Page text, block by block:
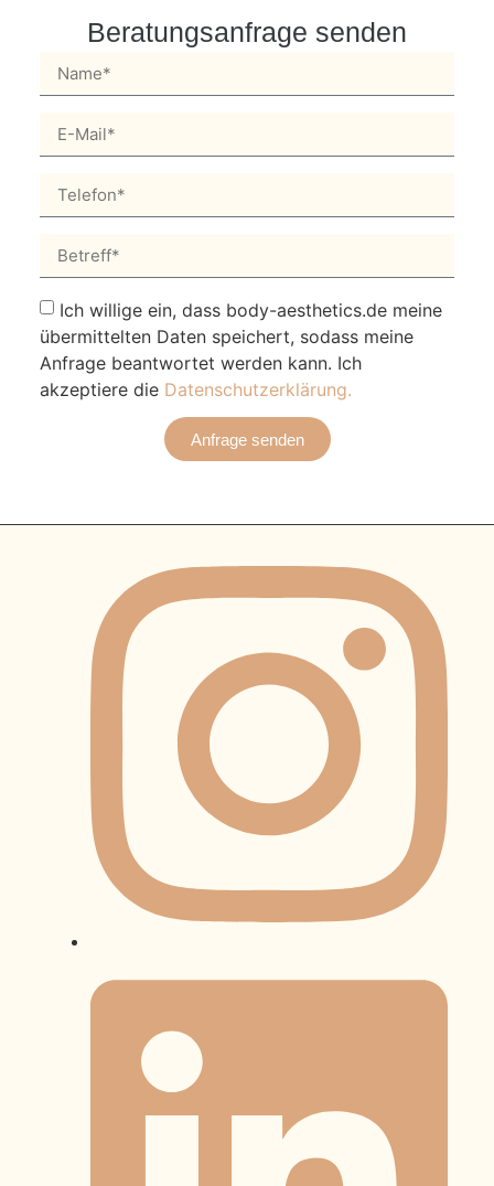
Beratungsanfrage senden
Ich willige ein, dass body-aesthetics.de meine
übermittelten Daten speichert, sodass meine
Anfrage beantwortet werden kann. Ich
akzeptiere die Datenschutzerklärung.
Anfrage senden